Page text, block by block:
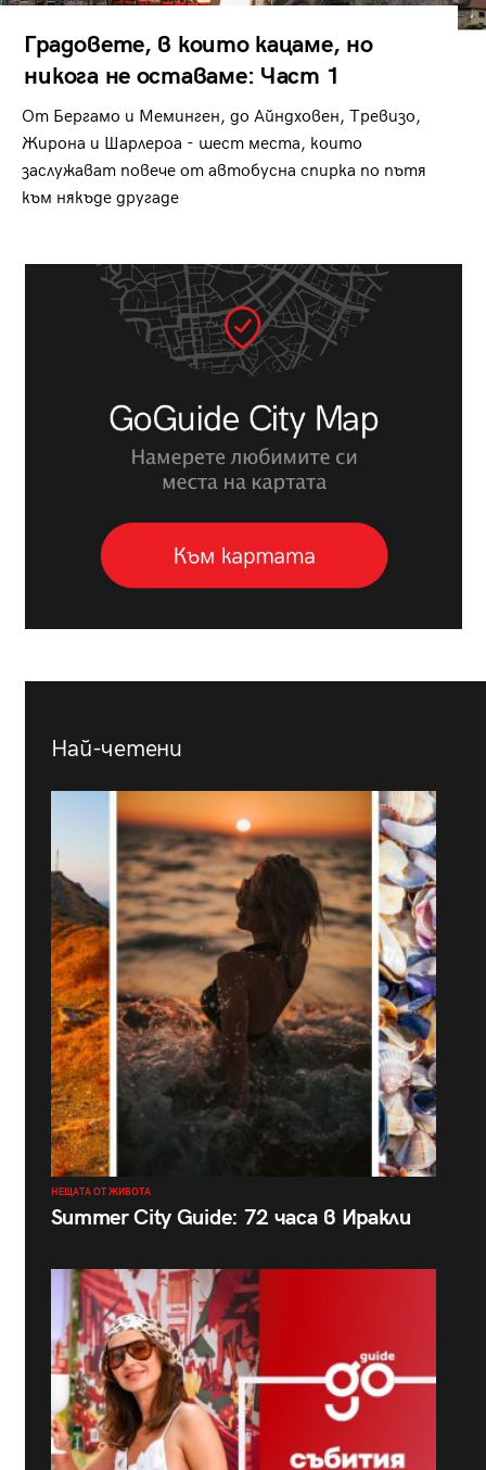
Градовете, в които кацаме, но
никога не оставаме: Част 1
От Бергамо и Меминген, до Айндховен, Тревизо,
Жирона и Шарлероа - шест места, които
заслужават повече от автобусна спирка по пътя
към някъде другаде
Най-четени
НЕЩАТА ОТ ЖИВОТА
Summer City Guide: 72 часа в Иракли